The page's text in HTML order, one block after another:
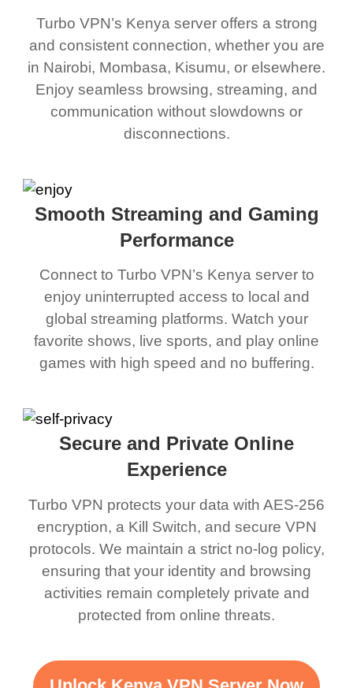
Turbo VPN’s Kenya server offers a strong
and consistent connection, whether you are
in Nairobi, Mombasa, Kisumu, or elsewhere.
Enjoy seamless browsing, streaming, and
communication without slowdowns or
disconnections.
Smooth Streaming and Gaming
Performance
Connect to Turbo VPN’s Kenya server to
enjoy uninterrupted access to local and
global streaming platforms. Watch your
favorite shows, live sports, and play online
games with high speed and no buffering.
Secure and Private Online
Experience
Turbo VPN protects your data with AES-256
encryption, a Kill Switch, and secure VPN
protocols. We maintain a strict no-log policy,
ensuring that your identity and browsing
activities remain completely private and
protected from online threats.